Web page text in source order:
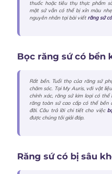
thuốc hoặc tiêu thụ thực phẩm
mặt sứ vẫn có thể bị xỉn màu
nguyên nhân tại bài viếtrăng sứ
Bọc răng sứ có bền
Rất bền. Tuổi thọ của răng sứ
chăm sóc. Tại My Auris, với vật
chính xác, răng sứ kim loại có
răng toàn sứ cao cấp có thể bền
đời. Câu trả lời chi tiết cho việc
được chúng tôi giải đáp.
Răng sứ có bị sâu